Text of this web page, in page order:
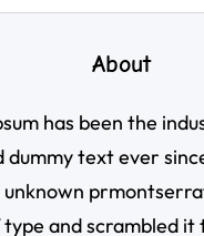
About
has been the
dummy text ever
unknown
and scrambled it